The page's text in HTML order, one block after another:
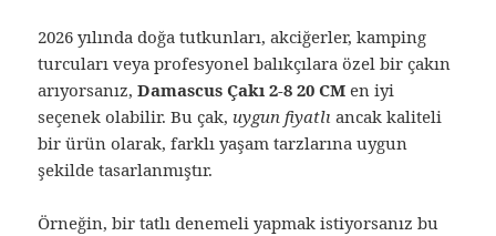
2026 yılında doğa tutkunları, akciğerler, kamping
turcuları veya profesyonel balıkçılara özel bir çakın
arıyorsanız,Damascus Çakı 2-8 20 CM en iyi
seçenek olabilir. Bu çak, uygun fiyatlı ancak kaliteli
bir ürün olarak, farklı yaşam tarzlarına uygun
şekilde tasarlanmıştır.
Örneğin, bir tatlı denemeli yapmak istiyorsanız bu